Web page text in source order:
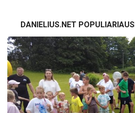
DANIELIUS.NET POPULIARIAUSI